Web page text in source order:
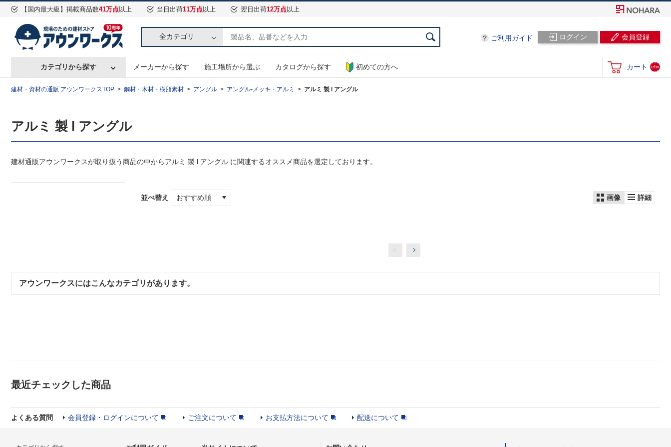
【国内最大級】掲載商品数41万点以上 当日出荷11万点以上 翌日出荷12万点以上
全カテゴリ ログイン 会員登録
ご利用ガイド
カテゴリから探す メーカーから探す 施工場所から選ぶ カタログから探す 初めての方へ カート
und
efin
ed
建材・資材の通販 アウンワークスTOP 鋼材・木材・樹脂素材 アングル アングル-メッキ・アルミ アルミ 製 l アングル
アルミ 製 l アングル
建材通販アウンワークスが取り扱う商品の中からアルミ 製 l アングル に関連するオススメ商品を選定しております。
並べ替え 画像 詳細
アウンワークスにはこんなカテゴリがあります。
最近チェックした商品
よくある質問 会員登録・ログインについて ご注文について お支払方法について 配送について